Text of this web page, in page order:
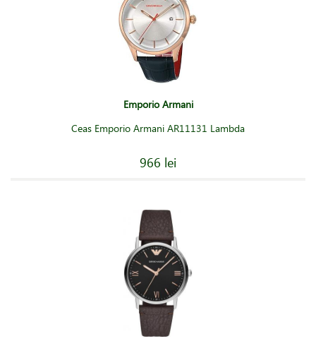
Emporio Armani
Ceas Emporio Armani AR11131 Lambda
966 lei